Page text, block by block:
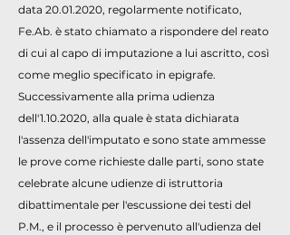
data 20.01.2020, regolarmente notificato,
Fe.Ab. è stato chiamato a rispondere del reato
di cui al capo di imputazione a lui ascritto, così
come meglio specificato in epigrafe.
Successivamente alla prima udienza
dell'1.10.2020, alla quale è stata dichiarata
l'assenza dell'imputato e sono state ammesse
le prove come richieste dalle parti, sono state
celebrate alcune udienze di istruttoria
dibattimentale per l'escussione dei testi del
P.M., e il processo è pervenuto all'udienza del